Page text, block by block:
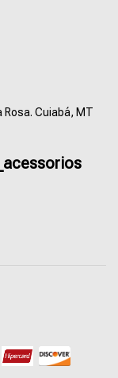
Rosa. Cuiabá, MT